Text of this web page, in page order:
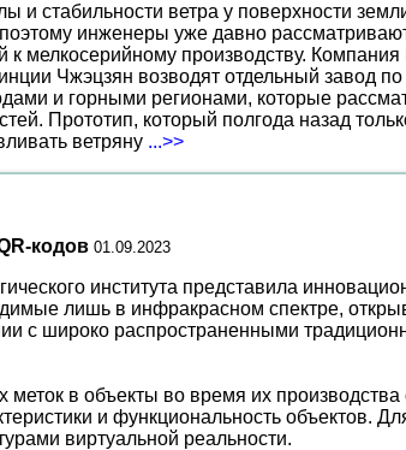
и стабильности ветра у поверхности
инженеры уже давно
мелкосерийному производству.
Чжэцзян возводят отдельный завод
и горными регионами, которые
Прототип, который полгода назад
ветряну ...>>
кодов 01.09.2023
института представила
лишь в инфракрасном спектре,
с широко распространенными
меток в объекты во время их
и функциональность объектов.
виртуальной реальности.